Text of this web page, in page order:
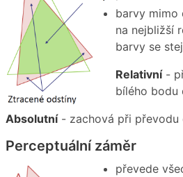
barvy mimo
na nejbližší
barvy se
Relativní-
bílého bodu
Absolutní- zachová při převodu
Perceptuální záměr
převede